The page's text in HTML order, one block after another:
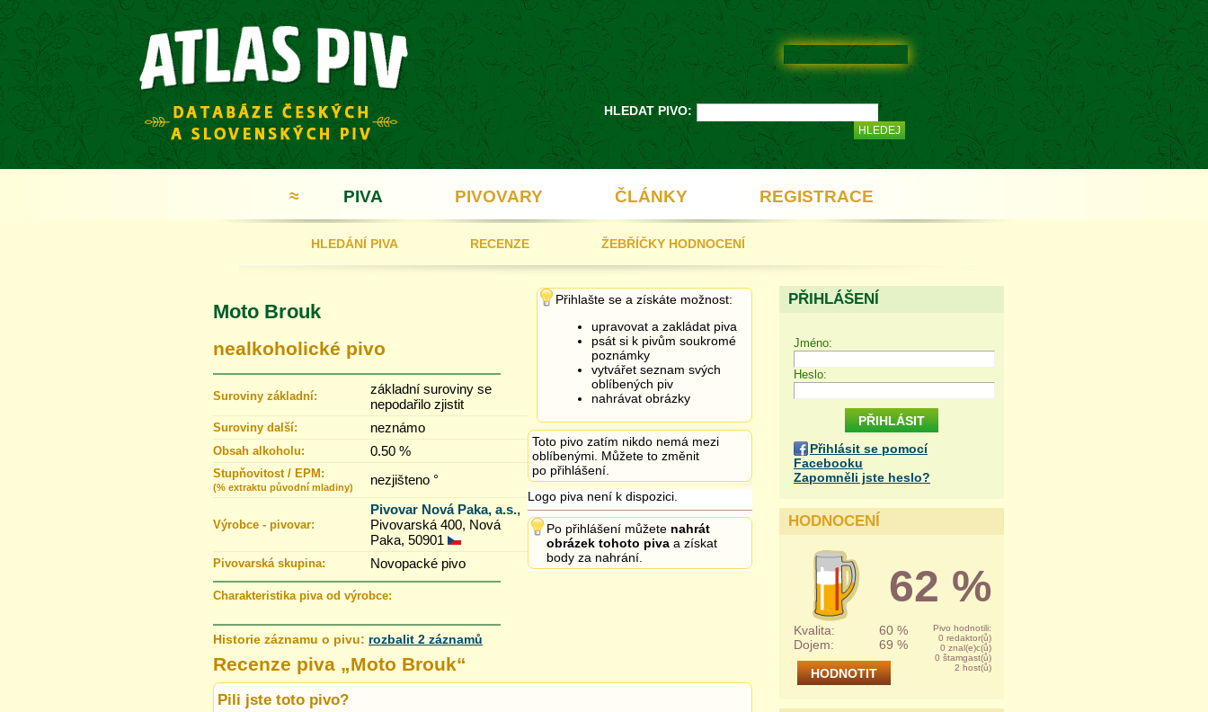
HLEDAT PIVO:
≈ PIVA
HLEDÁNÍ PIVA RECENZE ŽEBŘÍČKY HODNOCENÍ
PIVOVARY ČLÁNKY REGISTRACE
Moto Brouk
nealkoholické pivo
Suroviny základní:
základní suroviny se
nepodařilo zjistit
Suroviny další: neznámo
Obsah alkoholu: 0.50 %
Stupňovitost / EPM:
(% extraktu původní mladiny) nezjišteno °
Výrobce - pivovar:
Pivovar Nová Paka, a.s.,
Pivovarská 400, Nová
Paka, 50901
Pivovarská skupina: Novopacké pivo
Charakteristika piva od výrobce:
Historie záznamu o pivu: rozbalit 2 záznamů
Přihlašte se a získáte možnost:
upravovat a zakládat piva
psát si k pivům soukromé
poznámky
vytvářet seznam svých
oblíbených piv
nahrávat obrázky
Toto pivo zatím nikdo nemá mezi
oblíbenými. Můžete to změnit
po přihlášení.
Logo piva není k dispozici.
Po přihlášení můžete nahrát
obrázek tohoto piva a získat
body za nahrání.
Recenze piva „Moto Brouk“
Pili jste toto pivo?
PŘIHLÁŠENÍ
Jméno:
Heslo:
Přihlásit se pomocí
Facebooku
Zapomněli jste heslo?
HODNOCENÍ
62 %
Kvalita: 60 %
Pivo hodnotili:
0 redaktor(ů)
0 znal(e)c(ů)
0 štamgast(ů)
2 host(ů)
Dojem: 69 %